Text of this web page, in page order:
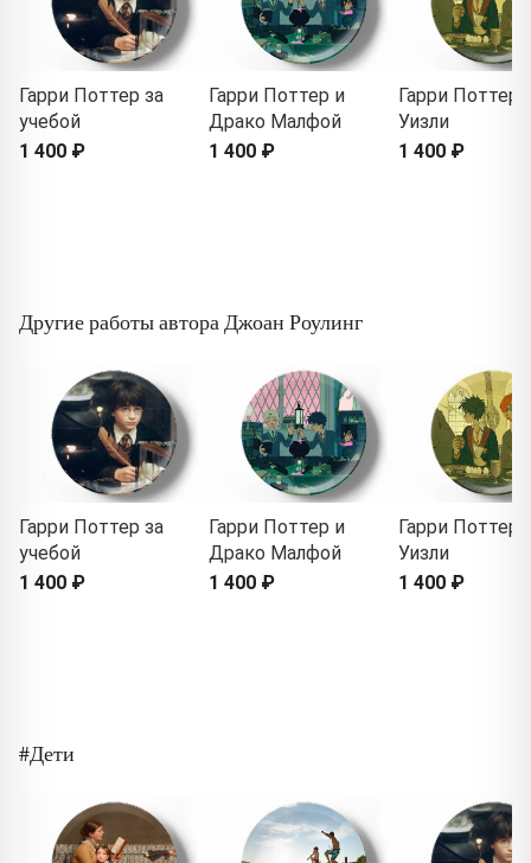
Гарри Поттер за
учебой
1 400 ₽
Гарри Поттер и
Драко Малфой
1 400 ₽
Гарри Поттер
Уизли
1 400 ₽
Другие работы автора Джоан Роулинг
Гарри Поттер за
учебой
1 400 ₽
Гарри Поттер и
Драко Малфой
1 400 ₽
Гарри Поттер
Уизли
1 400 ₽
#Дети